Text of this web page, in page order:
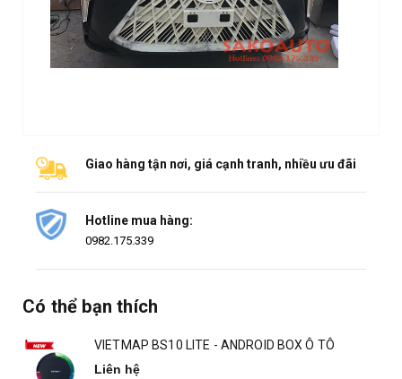
Giao hàng tận nơi, giá cạnh tranh, nhiều ưu đãi
Hotline mua hàng:
0982.175.339
Có thể bạn thích
VIETMAP BS10 LITE - ANDROID BOX Ô TÔ
Liên hệ